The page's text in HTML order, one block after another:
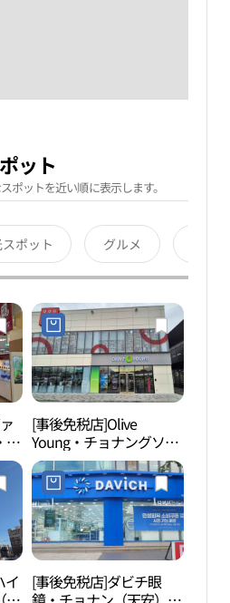
ット
ポットを近い順に表示します。
ポット グルメ
ホ
天
[事後免税店]Olive
Young・チョナングソン
（天安九星）店(올리브
영 천안구성점)
イ
[事後免税店]ダビチ眼